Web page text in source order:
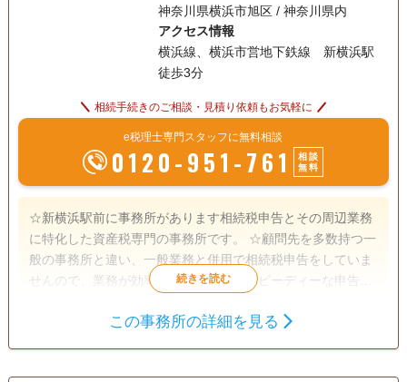
神奈川県横浜市旭区 / 神奈川県内
アクセス情報
横浜線、横浜市営地下鉄線 新横浜駅
徒歩3分
相続手続きのご相談・見積り依頼もお気軽に
e税理士専門スタッフに無料相談
0120-951-761
相談
無料
☆新横浜駅前に事務所があります相続税申告とその周辺業務
に特化した資産税専門の事務所です。 ☆顧問先を多数持つ一
般の事務所と違い、一般業務と併用で相続税申告をしていま
せんので、業務が効率化されており、スピーディーな申告を
有しますので、土地評価の見立てだけでなく、金融・保険の
生前贈与
この事務所の詳細を見る